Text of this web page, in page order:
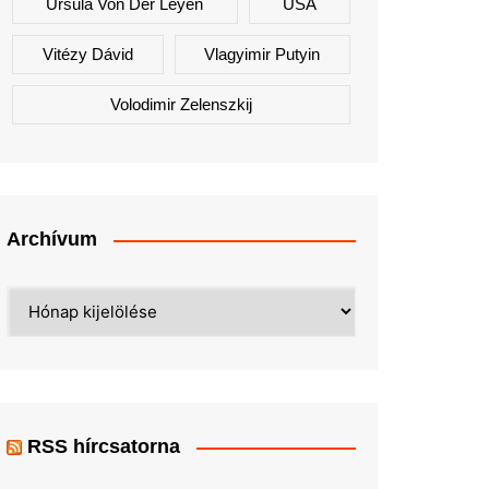
Ursula Von Der Leyen USA
Vitézy Dávid Vlagyimir Putyin
Volodimir Zelenszkij
Archívum
RSS hírcsatorna